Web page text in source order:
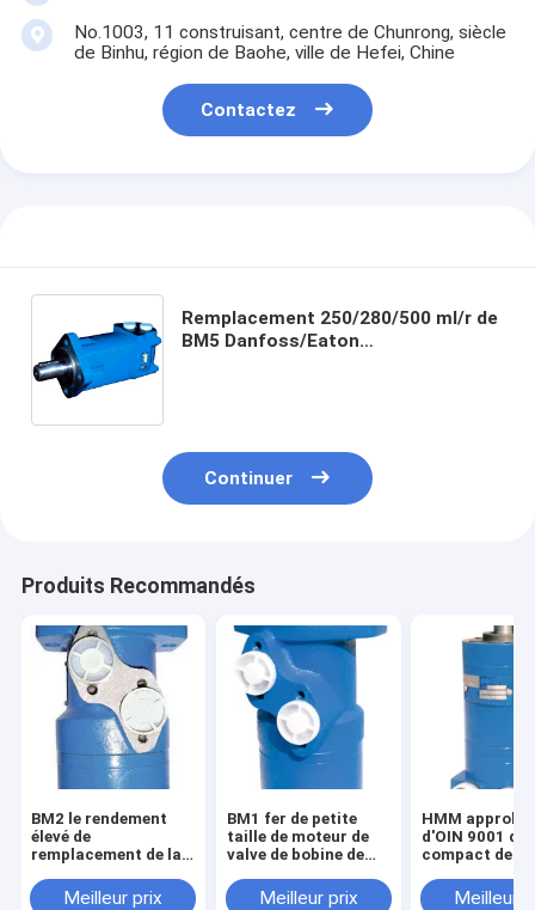
No.1003, 11 construisant, centre de Chunrong, siècle
de Binhu, région de Baohe, ville de Hefei, Chine
Contactez
Remplacement 250/280/500 ml/r de
BM5 Danfoss/Eaton
Continuer
Produits Recommandés
BM2 le rendement
élevé de
remplacement de la
gardent la bonne
Meilleur prix
BM1 fer de petite
taille de moteur de
valve de bobine de
Danfoss/Eaton/poids
Meilleur prix
HMM
d'OIN 9001 de
compact de
rendement
Meilleur